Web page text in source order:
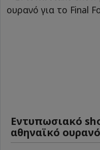
Εντυπωσιακό
αθηναϊκό